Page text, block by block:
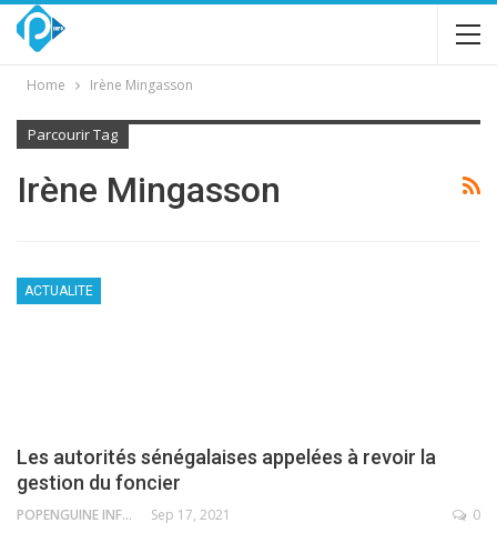
Home Irène Mingasson
Parcourir Tag
Irène Mingasson
ACTUALITE
Les autorités sénégalaises appelées à revoir la
gestion du foncier
POPENGUINE INFO Sep 17, 2021 0